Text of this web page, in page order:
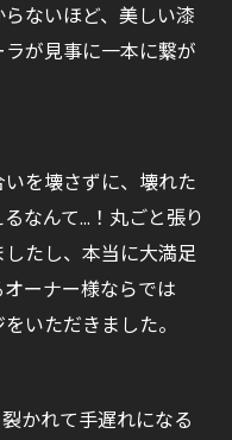
ないほど、美しい漆
が見事に一本に繋が
を壊さずに、壊れた
なんて…！丸ごと張り
たし、本当に大満足
ーナー様ならでは
いただきました。
かれて手遅れになる